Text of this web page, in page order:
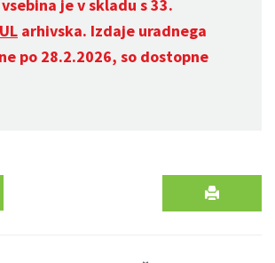
je v skladu s 33.
arhivska. Izdaje uradnega
po 28.2.2026, so dostopne